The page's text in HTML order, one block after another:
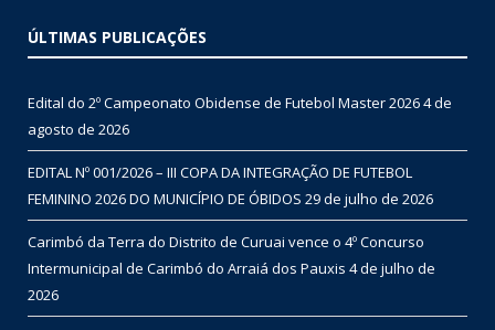
ÚLTIMAS PUBLICAÇÕES
Edital do 2º Campeonato Obidense de Futebol Master 20264 de
agosto de 2026
EDITAL Nº 001/2026 – III COPA DA INTEGRAÇÃO DE FUTEBOL
FEMININO 2026 DO MUNICÍPIO DE ÓBIDOS 29 de julho de 2026
Carimbó da Terra do Distrito de Curuai vence o 4º Concurso
Intermunicipal de Carimbó do Arraiá dos Pauxis 4 de julho de
2026